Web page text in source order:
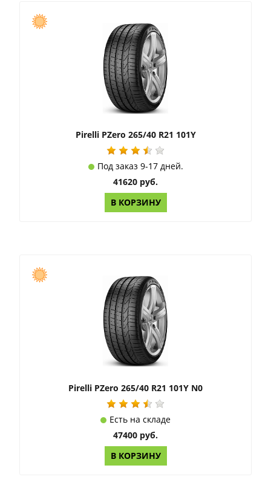
Pirelli PZero 265/40 R21 101Y
Под заказ 9-17 дней.
41620 руб.
В КОРЗИНУ
Pirelli PZero 265/40 R21 101Y N0
Есть на складе
47400 руб.
В КОРЗИНУ